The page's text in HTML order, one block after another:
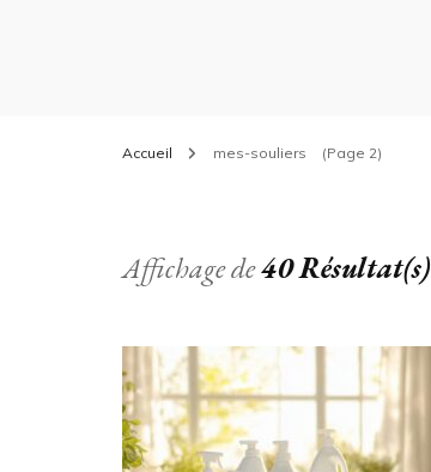
Accueil mes-souliers (Page 2)
Affichage de40 Résultat(s)